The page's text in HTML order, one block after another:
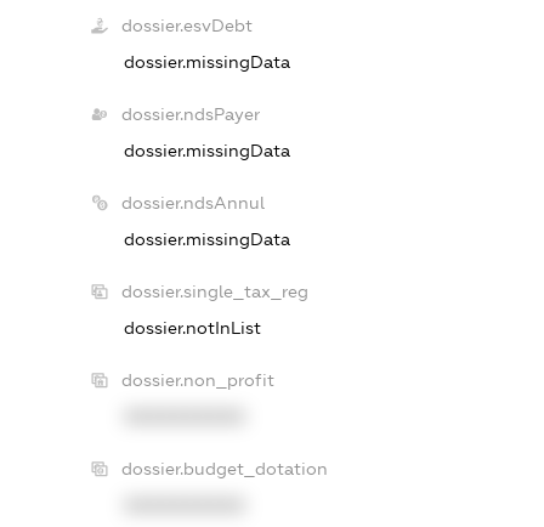
dossier.esvDebt
dossier.missingData
dossier.ndsPayer
dossier.missingData
dossier.ndsAnnul
dossier.missingData
dossier.single_tax_reg
dossier.notInList
dossier.non_profit
dossier.budget_dotation